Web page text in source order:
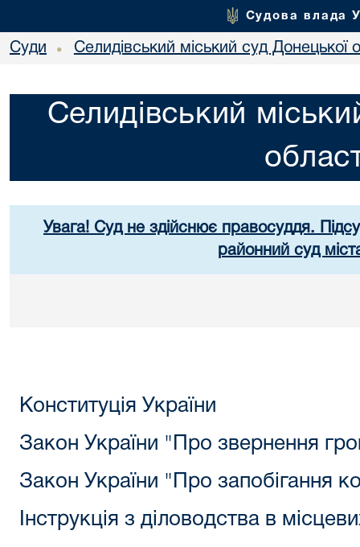
Судова влада
Суди • Селидівський міський суд Донецької
Селидівський
Увага! Суд не здійснює правосуддя.
районний суд
Конституція України
Закон України "Про звернення
Закон України "Про запобігання
Інструкція з діловодства в